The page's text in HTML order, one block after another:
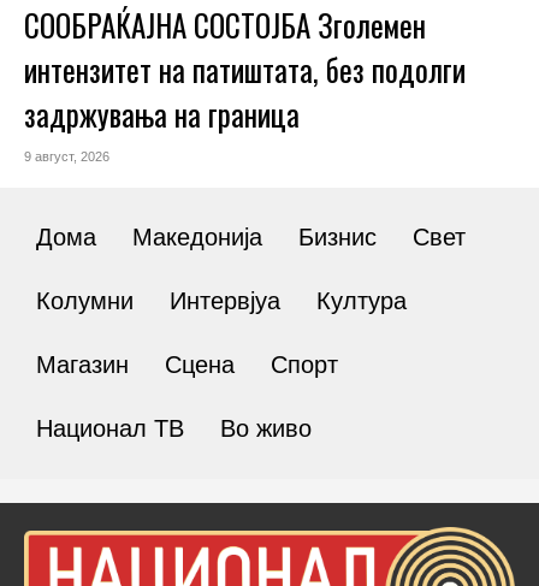
СООБРАЌАЈНА СОСТОЈБА Зголемен
интензитет на патиштата, без подолги
задржувања на граница
9 август, 2026
Дома Македонија Бизнис Свет
Колумни Интервјуа Култура
Магазин Сцена Спорт
Национал ТВ Во живо